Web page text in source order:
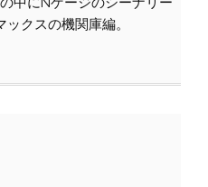
クスの機関庫編。